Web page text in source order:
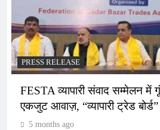
PRESS RELEASE
FESTA व्यापारी संवाद सम्मेलन में
एकजुट आवाज़, “व्यापारी ट्रेड
5 months ago